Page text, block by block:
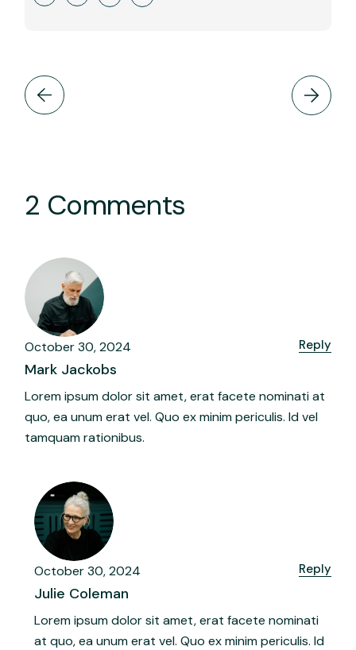
2 Comments
October 30, 2024 Reply
Mark Jackobs
Lorem ipsum dolor sit amet, erat facete nominati at
quo, ea unum erat vel. Quo ex minim periculis. Id vel
tamquam rationibus.
October 30, 2024 Reply
Julie Coleman
Lorem ipsum dolor sit amet, erat facete nominati
at quo, ea unum erat vel. Quo ex minim periculis. Id